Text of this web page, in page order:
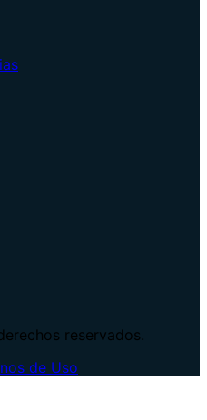
reservados.
de Uso